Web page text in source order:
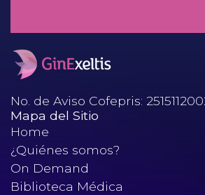
No. de Aviso Cofepris:
Mapa del Sitio
Home
¿Quiénes somos?
On Demand
Biblioteca Médica